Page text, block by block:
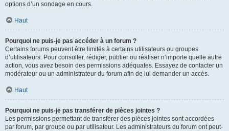
options d’un sondage en cours.
Haut
Pourquoi ne puis-je pas accéder à un forum ?
Certains forums peuvent être limités à certains utilisateurs ou groupes
d’utilisateurs. Pour consulter, rédiger, publier ou réaliser n’importe quelle autre
action, vous avez besoin des permissions adéquates. Essayez de contacter un
modérateur ou un administrateur du forum afin de lui demander un accès.
Haut
Pourquoi ne puis-je pas transférer de pièces jointes ?
Les permissions permettant de transférer des pièces jointes sont accordées
par forum, par groupe ou par utilisateur. Les administrateurs du forum ont peut-